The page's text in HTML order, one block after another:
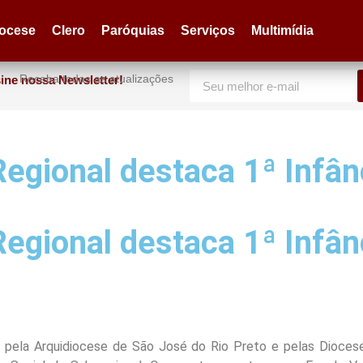
Clero Paróquias Serviços Multimídia
nossa Newsletter!
Receba todas as atualizações
destaca 1ª
destaca 1ª
Arquidiocese de São José do Rio Preto e pelas